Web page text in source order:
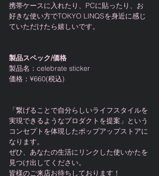
携帯ケースに入れたり、PCに貼ったり、お
好きな使い方でTOKYO LINQSを身近に感じ
ていただけたら嬉しいです。
製品スペック/価格
製品名：celebrate sticker
価格：¥660(税込)
「繋げることで自分らしいライフスタイルを
実現できるようなプロダクトを提案」という
コンセプトを体現したポップアップストアに
なります。
ぜひ、あなたの生活にリンクした使いかたを
見つけ出してください。
皆様のご来店お待ちしております！